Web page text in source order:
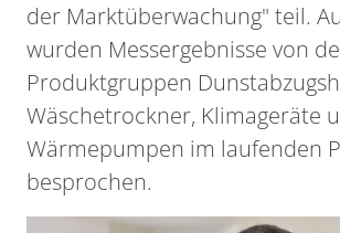
der Marktüberwachung" teil.
wurden Messergebnisse von
Produktgruppen
Wäschetrockner, Klimageräte
Wärmepumpen im laufenden
besprochen.